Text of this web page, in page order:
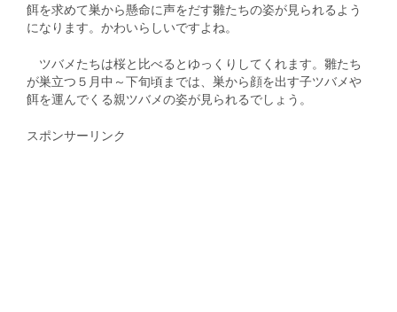
餌を求めて巣から懸命に声をだす雛たちの姿が見られるよう
になります。かわいらしいですよね。
ツバメたちは桜と比べるとゆっくりしてくれます。雛たち
が巣立つ５月中～下旬頃までは、巣から顔を出す子ツバメや
餌を運んでくる親ツバメの姿が見られるでしょう。
スポンサーリンク